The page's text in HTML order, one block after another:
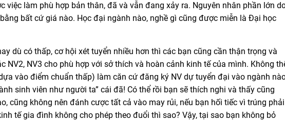
việc làm phù hợp bản thân, đã và vẫn đang xảy ra. Nguyên nhân phần lớn
bất cứ giá nào. Học đại ngành nào, nghề gì cũng được miễn là Đại học
dù có thấp, cơ hội xét tuyển nhiều hơn thì các bạn cũng cần thận trọng và
NV2, NV3 cho phù hợp với sở thích và hoàn cảnh kinh tế của mình. Không
vào điểm chuẩn thấp) làm căn cứ đăng ký NV dự tuyển đại vào ngành
sinh viên như người ta” cái đã! Có thể rồi bạn sẽ thích nghi và thấy cũng
cũng không nên đánh cược tất cả vào may rủi, nếu bạn hối tiếc vì trúng phải
tế gia đình không cho phép theo đuổi thì sao? Vậy, tại sao bạn không bỏ